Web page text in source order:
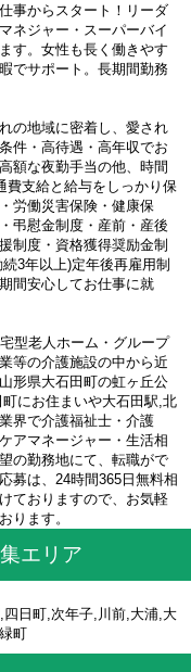
事からスタート！リーダ
ネジャー・スーパーバイ
す。女性も長く働きやす
でサポート。長期間勤務
の地域に密着し、愛され
件・高待遇・高年収でお
額な夜勤手当の他、時間
費支給と給与をしっかり保
労働災害保険・健康保
弔慰金制度・産前・産後
制度・資格獲得奨励金制
3年以上)定年後再雇用制
間安心してお仕事に就
型老人ホーム・グループ
等の介護施設の中から近
形県大石田町の虹ヶ丘公
にお住まいや大石田駅,北
界で介護福祉士・介護
アマネージャー・生活相
の勤務地にて、転職がで
募は、24時間365日無料相
ておりますので、お気軽
ります。
エリア
日町,次年子,川前,大浦,大
町